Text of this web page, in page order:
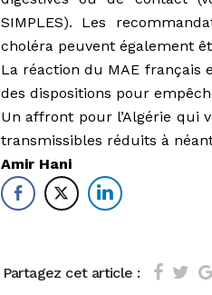
SIMPLES). Les
choléra peuvent également
La réaction du MAE français
des dispositions pour
Un affront pour l’Algérie qui
transmissibles réduits à
Amir Hani
Partagez cet article :